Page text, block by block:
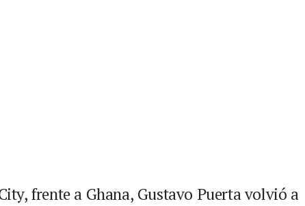
frente a Ghana, Gustavo Puerta volvió a